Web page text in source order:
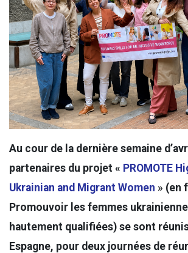
Au cour de la dernière semaine
partenaires du projet « PROMOTE
Ukrainian and Migrant Women » (en
Promouvoir les femmes
hautement qualifiées) se sont
Espagne, pour deux journées de